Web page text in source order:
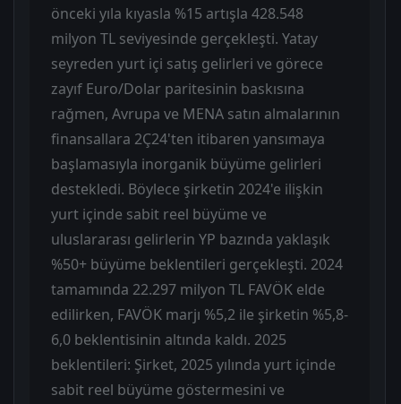
önceki yıla kıyasla %15 artışla 428.548
milyon TL seviyesinde gerçekleşti. Yatay
seyreden yurt içi satış gelirleri ve görece
zayıf Euro/Dolar paritesinin baskısına
rağmen, Avrupa ve MENA satın almalarının
finansallara 2Ç24'ten itibaren yansımaya
başlamasıyla inorganik büyüme gelirleri
destekledi. Böylece şirketin 2024'e ilişkin
yurt içinde sabit reel büyüme ve
uluslararası gelirlerin YP bazında yaklaşık
%50+ büyüme beklentileri gerçekleşti. 2024
tamamında 22.297 milyon TL FAVÖK elde
edilirken, FAVÖK marjı %5,2 ile şirketin %5,8-
6,0 beklentisinin altında kaldı. 2025
beklentileri: Şirket, 2025 yılında yurt içinde
sabit reel büyüme göstermesini ve